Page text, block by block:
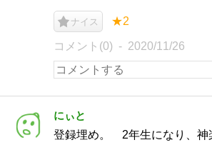
ナイス ★2
コメント(0) 2020/11/26
にぃと
登録埋め。 2年生になり、神